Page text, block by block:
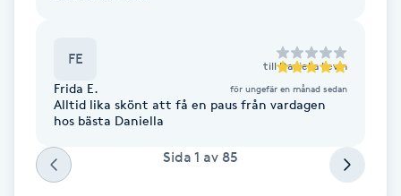
Fransförlängning
Fransförlängning Megavolym
Fransförlängning Volym
FE till Daniella Levin
Frida E. för ungefär en månad sedan
Alltid lika skönt att få en paus från vardagen
hos bästa Daniella
Sida 1 av 85